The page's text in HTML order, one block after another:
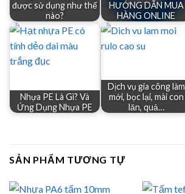
được sử dụng như thế
nào?
HƯỚNG DẪN MUA
HÀNG ONLINE
Nhựa PE Là Gì? Và
Ứng Dụng Nhựa PE
Dịch vụ gia công làm
mới, bọc lại, mài con
lăn, quả…
SẢN PHẨM TƯƠNG TỰ